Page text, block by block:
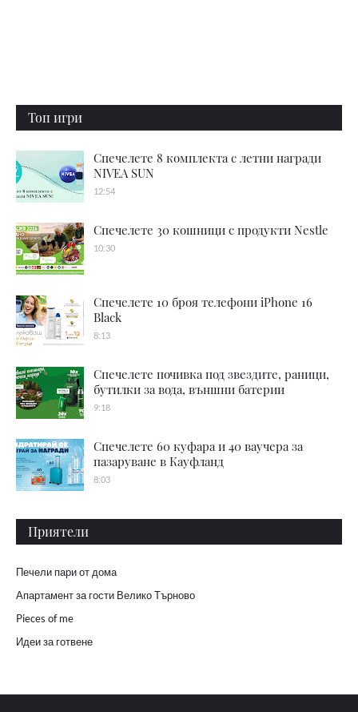
Топ игри
Спечелете 8 комплекта с летни награди
NIVEA SUN
12:54
Спечелете 30 кошници с продукти Nestle
10:30
Спечелете 10 броя телефони iPhone 16
Black
8:13
Спечелете почивка под звездите, раници,
бутилки за вода, външни батерии
9:18
Спечелете 60 куфара и 40 ваучера за
пазаруване в Кауфланд
8:03
Приятели
Печели пари от дома
Апартамент за гости Велико Търново
Pieces of me
Идеи за готвене